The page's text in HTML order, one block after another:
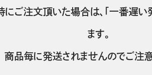
ご注文頂いた場合は、「一番遅い
ます。
商品毎に発送されませんのでご注意